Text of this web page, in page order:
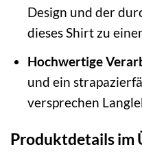
Design und der
dieses Shirt zu
Hochwertige
und ein
versprechen
Produktdetails im